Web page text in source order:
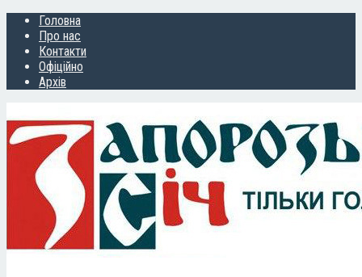
Головна
Про нас
Контакти
Офіційно
Архів